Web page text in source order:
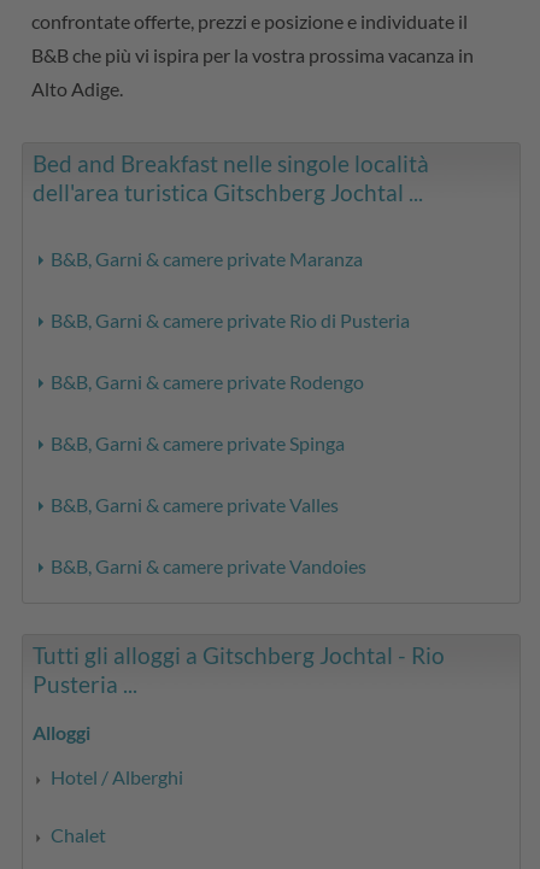
confrontate offerte, prezzi e posizione e individuate il
B&B che più vi ispira per la vostra prossima vacanza in
Alto Adige.
Bed and Breakfast nelle singole località
dell'area turistica Gitschberg Jochtal ...
B&B, Garni & camere private Maranza
B&B, Garni & camere private Rio di Pusteria
B&B, Garni & camere private Rodengo
B&B, Garni & camere private Spinga
B&B, Garni & camere private Valles
B&B, Garni & camere private Vandoies
Tutti gli alloggi a Gitschberg Jochtal - Rio
Pusteria ...
Alloggi
Hotel / Alberghi
Chalet